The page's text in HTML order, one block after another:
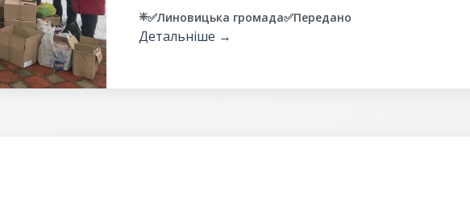
❇️✅Линовицька громада✅Передано
Детальніше →